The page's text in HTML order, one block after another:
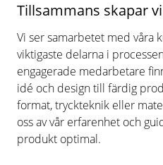
Tillsammans skapar
Vi ser samarbetet med våra
viktigaste delarna i
engagerade medarbetare
idé och design till färdig
format, tryckteknik eller
oss av vår erfarenhet och
produkt optimal.